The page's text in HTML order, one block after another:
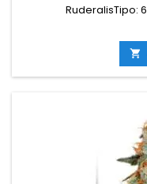
RuderalisTipo:
ruderalisContenido
ciclo
g/m²Producción en
cm en interior;
